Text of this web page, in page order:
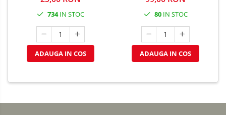
734IN STOC
ADAUGA IN COS
80IN STOC
ADAUGA IN COS